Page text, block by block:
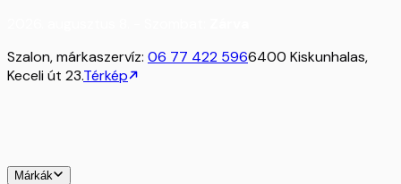
Szalon, márkaszervíz: 06 77 422 5966400 Kiskunhalas,
Keceli út 23.Térkép
Márkák